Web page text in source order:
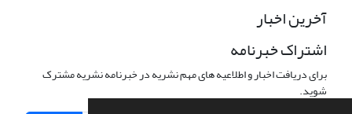
آخرین اخبار
اشتراک خبرنامه
برای دریافت اخبار و اطلاعیه های مهم نشریه در خبرنامه نشریه مشترک
شوید.